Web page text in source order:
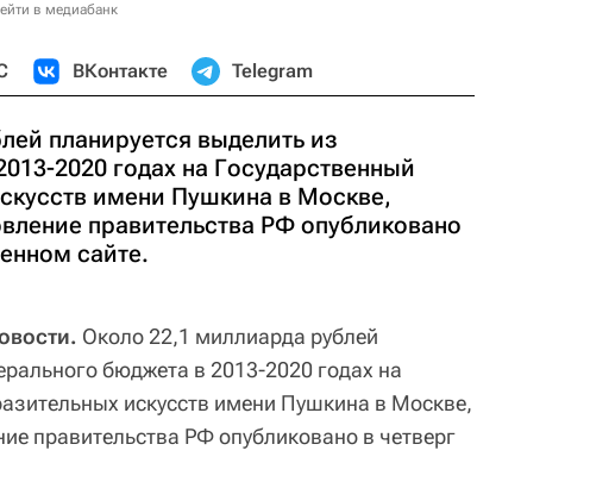
в медиабанк
ВКонтакте Telegram
планируется выделить из
2020 годах на Государственный
имени Пушкина в Москве,
правительства РФ опубликовано
сайте.
Около 22,1 миллиарда рублей
бюджета в 2013-2020 годах на
искусств имени Пушкина в Москве,
правительства РФ опубликовано в четверг